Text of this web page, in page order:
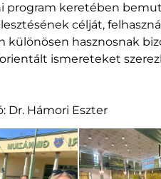
program keretében
célját,
különösen hasznosnak
ismereteket
Dr. Hámori Eszter